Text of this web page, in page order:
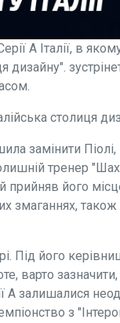
А Італії, в
дизайну".
столиця
замінити
тренер
прийняв його
змаганнях, також
Під його
варто
А залишалися
з